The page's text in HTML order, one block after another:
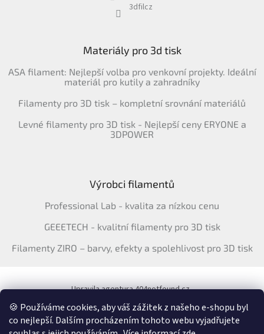
🍪 Používáme cookies, aby váš zážitek z našeho e-shopu byl
co nejlepší. Dalším procházením tohoto webu vyjadřujete
3dfilcz
Materiály pro 3d tisk
ASA filament: Nejlepší volba pro venkovní projekty. Ideální
materiál pro kutily a zahradníky
Filamenty pro 3D tisk – kompletní srovnání materiálů
Levné filamenty pro 3D tisk - Nejlepší ceny ERYONE a
3DPOWER
Výrobci filamentů
Professional Lab - kvalita za nízkou cenu
GEEETECH - kvalitní filamenty pro 3D tisk
Filamenty ZIRO – barvy, efekty a spolehlivost pro 3D tisk
Upravila agentura 404notfound.cz